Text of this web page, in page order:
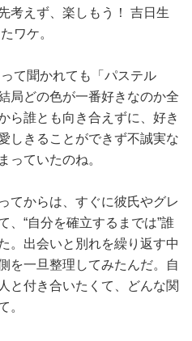
考えず、楽しもう！ 吉日生
ワケ。
て聞かれても「パステル
局どの色が一番好きなのか全
ら誰とも向き合えずに、好き
しきることができず不誠実な
っていたのね。
てからは、すぐに彼氏やグレ
、“自分を確立するまでは”誰
。出会いと別れを繰り返す中
を一旦整理してみたんだ。自
と付き合いたくて、どんな関
。